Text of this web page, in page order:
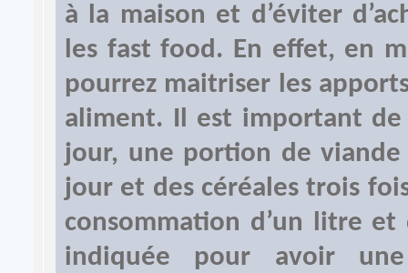
à la maison et d’éviter
les fast food. En effet, en
pourrez maitriser les
aliment. Il est important
jour, une portion de
jour et des céréales trois
consommation d’un litre
indiquée pour avoir